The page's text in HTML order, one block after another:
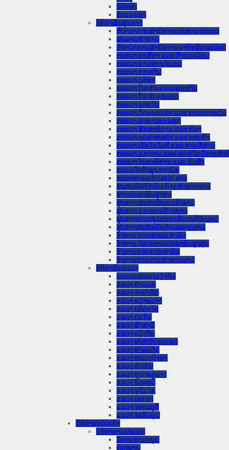
ຂໍ້ຕົກລົງ
ຄໍາແນະນໍາ
ນິຕິກຳຂັ້ນສູນກາງ
ຫ້ອງວ່າການສໍານັກງານປະທານປະເທດ
ສະພາແຫ່ງຊາດ
ຫ້ອງວ່າການສຳນັກງານນາຍົກລັດຖະມົນຕີ
ກະຊວງ ກະສິກຳ ແລະ ສິ່ງແວດລ້ອມ
ກະຊວງ ການຕ່າງປະເທດ
ກະຊວງ ການເງິນ
ກະຊວງ ຍຸຕິທໍາ
ກະຊວງ ປ້ອງກັນຄວາມສະຫງົບ
ກະຊວງ ປ້ອງກັນປະເທດ
ກະຊວງ ພາຍໃນ
ກະຊວງ ວັດທະນະທຳ ແລະ ການທ່ອງທ່ຽວ
ກະຊວງ ສາທາລະນະສຸກ
ກະຊວງ ສຶກສາທິການ ແລະ ກິລາ
ກະຊວງ ອຸດສາຫະກຳ ແລະ ການຄ້າ
ກະຊວງ ເຕັກໂນໂລຊີ ແລະ ການສື່ສານ
ກະຊວງ ແຮງງານ ແລະ ສະຫວັດດີການສັງ
ກະຊວງ ໂຍທາທິການ ແລະ ຂົນສົ່ງ
ຄະນະຈັດຕັ້ງສູນກາງພັກ
ທະນາຄານແຫ່ງ ສປປ ລາວ
ສະຫະພັນນັກຮົບເກົ່າແຫ່ງຊາດລາວ
ສານປະຊາຊົນສູງສຸດ
ສູນກາງ ສະຫະພັນແມ່ຍິງລາວ
ສູນກາງ ແນວລາວສ້າງຊາດ
ສູນກາງຊາວໜຸ່ມປະຊາຊົນປະຕິວັດລາວ
ສູນກາງສະຫະພັນກຳມະບານລາວ
ອົງການ ກວດສອບແຫ່ງລັດ
ອົງການ ໄອຍະການປະຊາຊົນສູງສຸດ
ອົງການກວດກາແຫ່ງລັດ
ອົງການກາແດງແຫ່ງຊາດລາວ
ນິຕິກໍາຂັ້ນແຂວງ
ນະ​ຄອນ​ຫລວງວຽງຈັນ
ແຂວງ ຄໍາມ່ວນ
ແຂວງ ຈໍາປາສັກ
ແຂວງ ຊຽງຂວາງ
ແຂວງ ບໍລິຄໍາໄຊ
ແຂວງ ບໍ່ແກ້ວ
ແຂວງ ຜົ້ງສາລີ
ແຂວງ ວຽງຈັນ
ແຂວງ ສະຫວັນນະເຂດ
ແຂວງ ສາລະວັນ
ແຂວງ ຫລວງນໍ້າທາ
ແຂວງ ຫົວພັນ
ແຂວງ ຫຼວງພະບາງ
ແຂວງ ອັດຕະປື
ແຂວງ ອຸດົມໄຊ
ແຂວງ ເຊກອງ
ແຂວງ ໄຊຍະບູລີ
ແຂວງ ໄຊສົມບູນ
ນິຕິກໍາສະບັບເກົ່າ
ນິຕິກຳຕາມປະເພດ
ລັດຖະທໍາມະນູນ
ກົດໝາຍ